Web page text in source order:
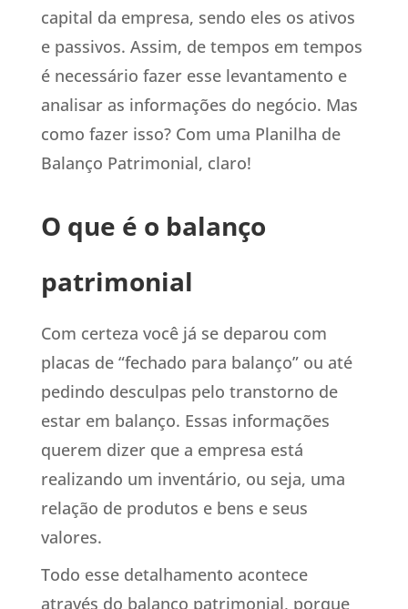
capital da empresa, sendo eles os ativos
e passivos. Assim, de tempos em tempos
é necessário fazer esse levantamento e
analisar as informações do negócio. Mas
como fazer isso? Com uma Planilha de
Balanço Patrimonial, claro!
O que é o balanço
patrimonial
Com certeza você já se deparou com
placas de “fechado para balanço” ou até
pedindo desculpas pelo transtorno de
estar em balanço. Essas informações
querem dizer que a empresa está
realizando um inventário, ou seja, uma
relação de produtos e bens e seus
valores.
Todo esse detalhamento acontece
através do balanço patrimonial, porque